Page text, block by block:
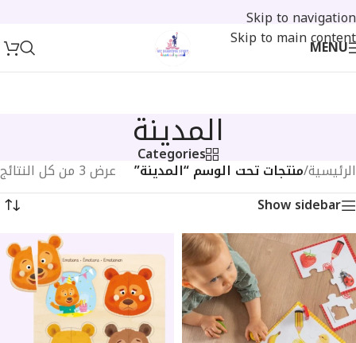
Skip to navigation
Skip to main content
MENU
المدينة
Categories
الرئيسية/منتجات تحت الوسم “المدينة”
عرض ⁦3⁩ من كل النتائج
Show sidebar